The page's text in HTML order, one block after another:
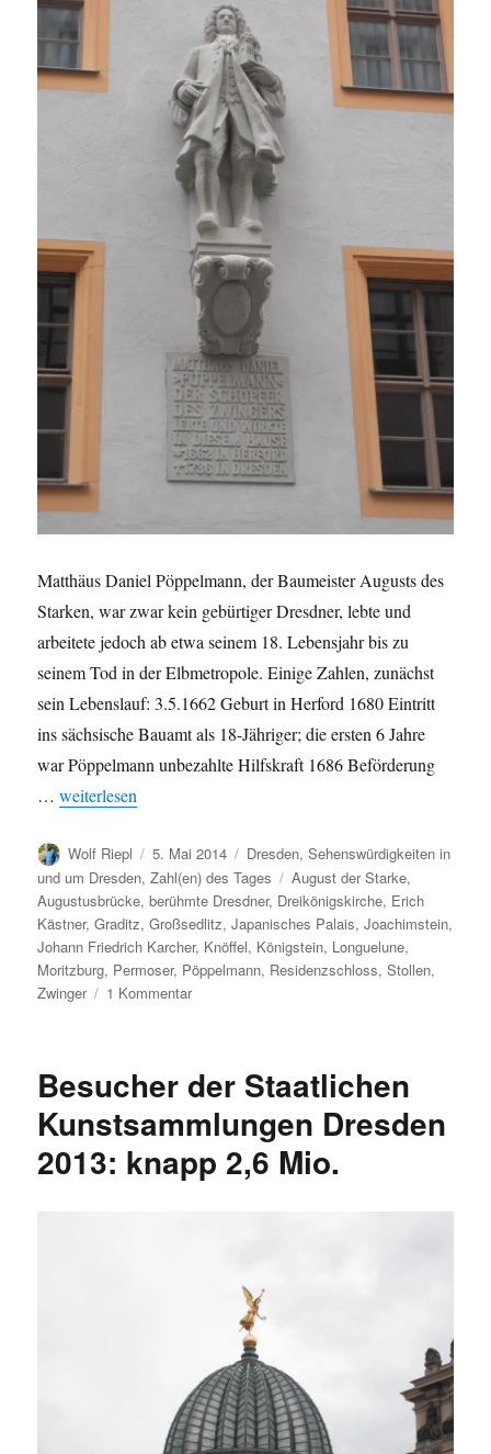
Matthäus Daniel Pöppelmann, der Baumeister Augusts des
Starken, war zwar kein gebürtiger Dresdner, lebte und
arbeitete jedoch ab etwa seinem 18. Lebensjahr bis zu
seinem Tod in der Elbmetropole. Einige Zahlen, zunächst
sein Lebenslauf: 3.5.1662 Geburt in Herford 1680 Eintritt
ins sächsische Bauamt als 18-Jähriger; die ersten 6 Jahre
war Pöppelmann unbezahlte Hilfskraft 1686 Beförderung
…„Berühmte Dresdner: Matthäus Daniel Pöppelmann“
weiterlesen
Autor
Wolf Riepl
Veröffentlicht
am
5. Mai 2014 Kategorien
Dresden,Sehenswürdigkeiten in
und um Dresden,Zahl(en) des Tages Schlagwörter
August der Starke,
Augustusbrücke,berühmte Dresdner, Dreikönigskirche, Erich
Kästner,Graditz,Großsedlitz,Japanisches Palais,Joachimstein,
Johann Friedrich Karcher, Knöffel, Königstein, Longuelune,
Moritzburg, Permoser, Pöppelmann, Residenzschloss,Stollen,
Zwinger
1 Kommentarzu
Daniel
Besucher der Staatlichen
Kunstsammlungen Dresden
2013: knapp 2,6 Mio.